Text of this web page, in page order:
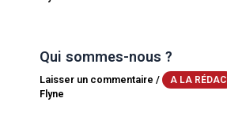
Qui sommes-nous ?
Laisser un commentaire / A LA RÉDAC
Flyne